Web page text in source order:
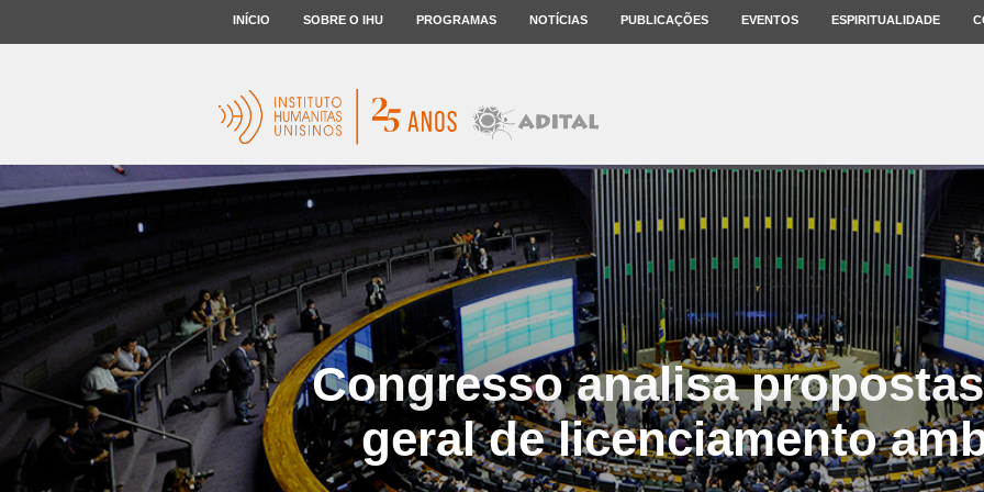
INÍCIO SOBRE O IHU PROGRAMAS NOTÍCIAS PUBLICAÇÕES EVENTOS ESPIRITUALIDADE
Congresso analisa
geral de licenciamento